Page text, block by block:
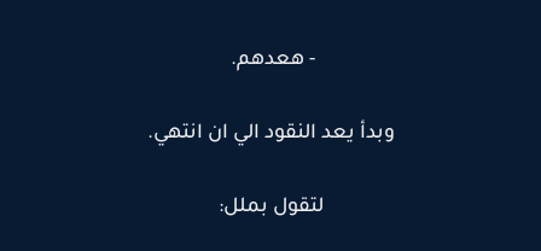
- هعدهم.
وبدأ يعد النقود الي ان انتهي.
لتقول بملل: